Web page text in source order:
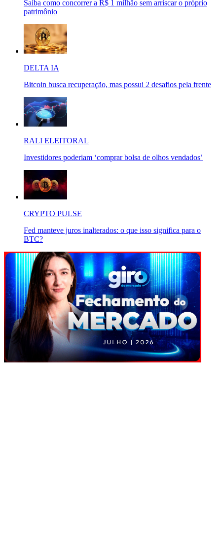
Saiba como concorrer a R$ 1 milhão sem arriscar o próprio
patrimônio
DELTA IA
Bitcoin busca recuperação, mas possui 2 desafios pela frente
RALI ELEITORAL
Investidores poderiam ‘comprar bolsa de olhos vendados’
CRYPTO PULSE
Fed manteve juros inalterados: o que isso significa para o
BTC?